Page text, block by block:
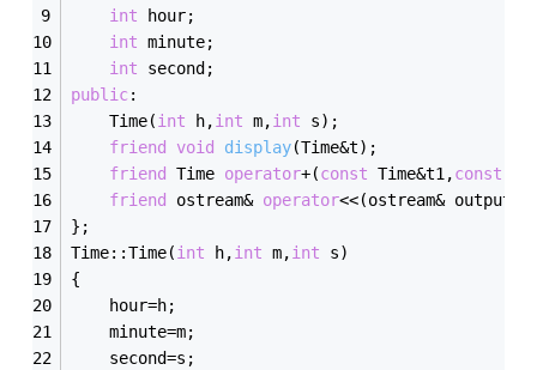
int hour;
int minute;
int second;
public:
	Time(
int h,int m,int s);
friend
void display(Time&t) ;
friend
Time operator+(const Time&t1,const
friend
ostream& operator<<(ostream&
};
Time::Time(int h,int m,int s)
{
	hour=h;
	minute=m;
	second=s;